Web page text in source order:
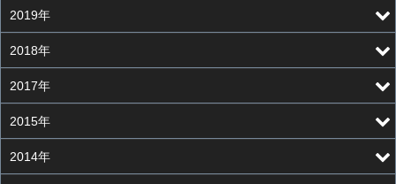
2019年
2018年
2017年
2015年
2014年